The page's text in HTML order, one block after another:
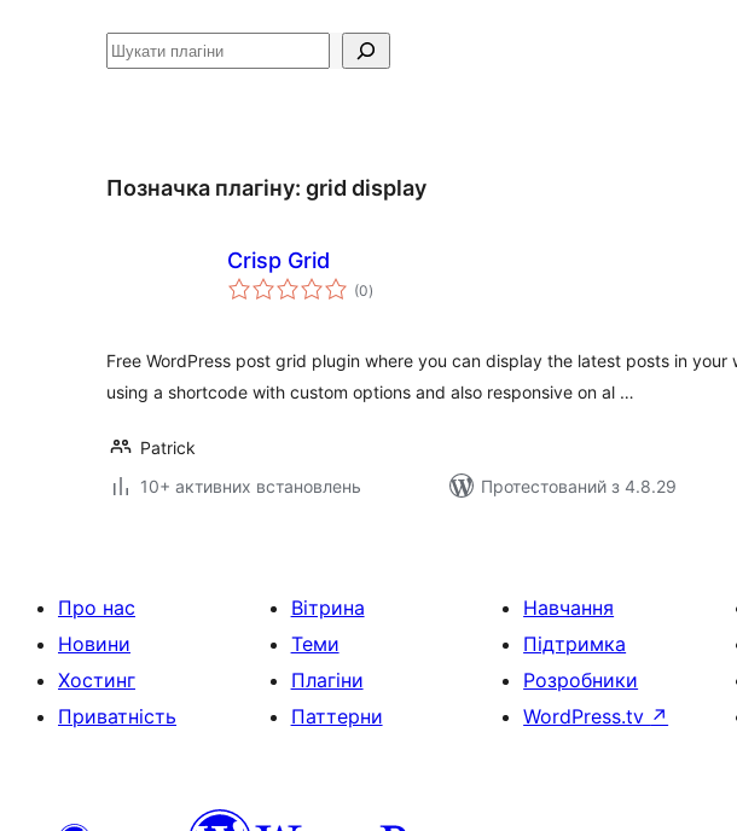
Пошук
Позначка плагіну: grid display
Crisp Grid
(0загальний
рейтинг
)
Free WordPress post grid plugin where you can display the latest posts in your
using a shortcode with custom options and also responsive on al …
Patrick
10+ активних встановлень
Протестований з 4.8.29
Про нас
Новини
Хостинг
Приватність
Вітрина
Теми
Плагіни
Паттерни
Навчання
Підтримка
Розробники
WordPress.tv ↗